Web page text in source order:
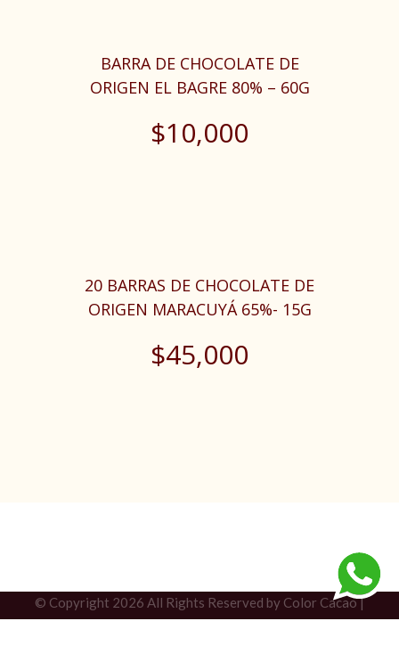
BARRA DE CHOCOLATE DE
ORIGEN EL BAGRE 80% – 60G
$10,000
20 BARRAS DE CHOCOLATE DE
ORIGEN MARACUYÁ 65%- 15G
$45,000
© Copyright 2026 All Rights Reserved by Color Cacao |
Frequently Asked Questions